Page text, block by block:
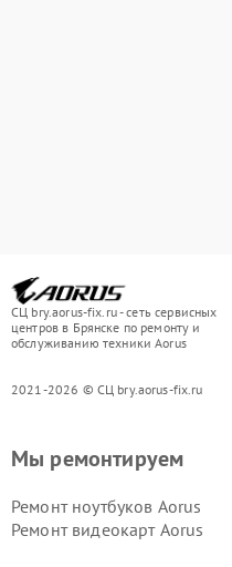
СЦ bry.aorus-fix.ru - сеть сервисных
центров в Брянске по ремонту и
обслуживанию техники Aorus
2021-2026 © СЦ bry.aorus-fix.ru
Мы ремонтируем
Ремонт ноутбуков Aorus
Ремонт видеокарт Aorus